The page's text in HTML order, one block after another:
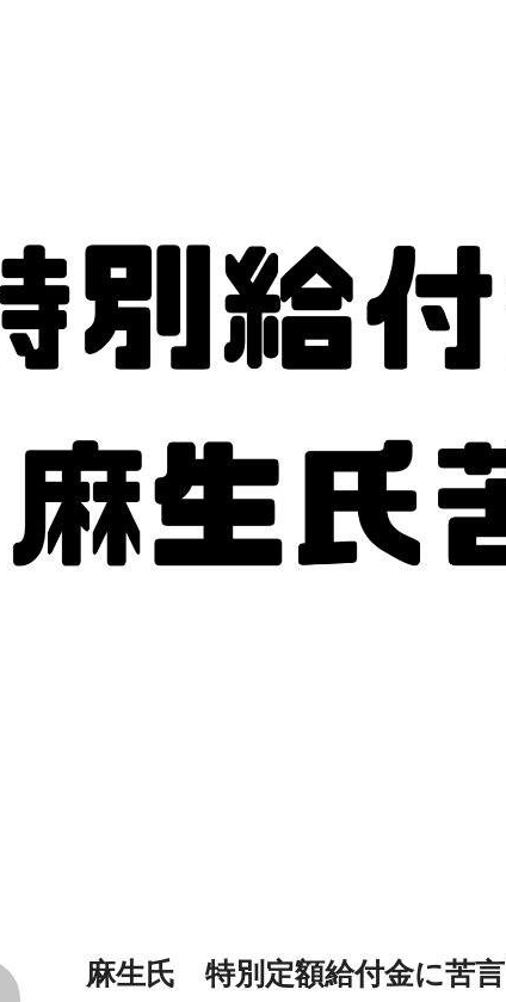
麻生氏 特別定額給付金に苦言